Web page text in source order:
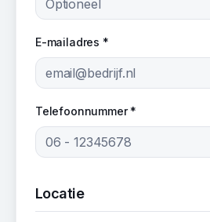
E-mailadres *
Telefoonnummer *
Locatie